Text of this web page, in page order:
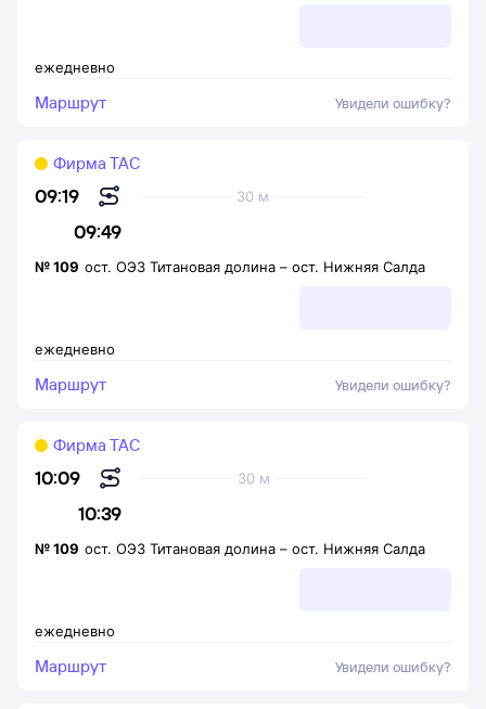
ежедневно
Маршрут Увидели ошибку?
09:19
09:49
30 м
Фирма ТАС
ежедневно
№109 ост. ОЭЗ Титановая долина – ост. Нижняя Салда
Маршрут Увидели ошибку?
10:09
10:39
30 м
Фирма ТАС
ежедневно
№109 ост. ОЭЗ Титановая долина – ост. Нижняя Салда
Маршрут Увидели ошибку?